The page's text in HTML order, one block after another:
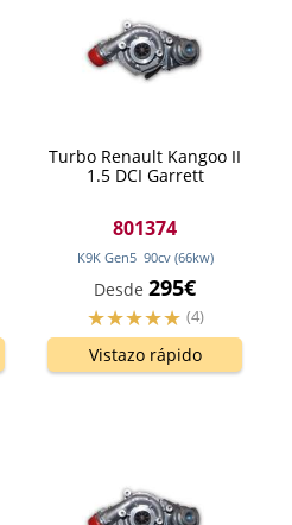
Turbo Renault Kangoo II
1.5 DCI Garrett
801374
K9K Gen5 90cv (66kw)
Desde 295€
(4)
Vistazo rápido